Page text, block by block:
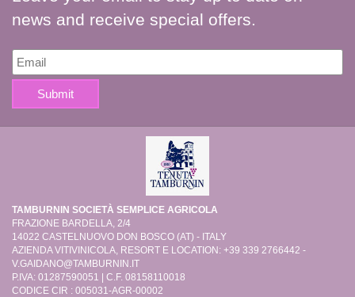
news and receive special offers.
TAMBURNIN SOCIETÀ SEMPLICE AGRICOLA
FRAZIONE BARDELLA, 2/4
14022 CASTELNUOVO DON BOSCO (AT) - ITALY
AZIENDA VITIVINICOLA, RESORT E LOCATION: +39 339 2766442 -
V.GAIDANO@TAMBURNIN.IT
P.IVA: 01287590051 | C.F. 08158110018
CODICE CIR : 005031-AGR-00002